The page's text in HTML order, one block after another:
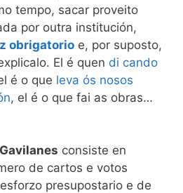
tempo, sacar proveito
por outra institución,
obrigatorio e, por suposto,
El é quen di cando
é o que leva ós nosos
, el é o que fai as obras…
consiste en
de cartos e votos
presupostario e de